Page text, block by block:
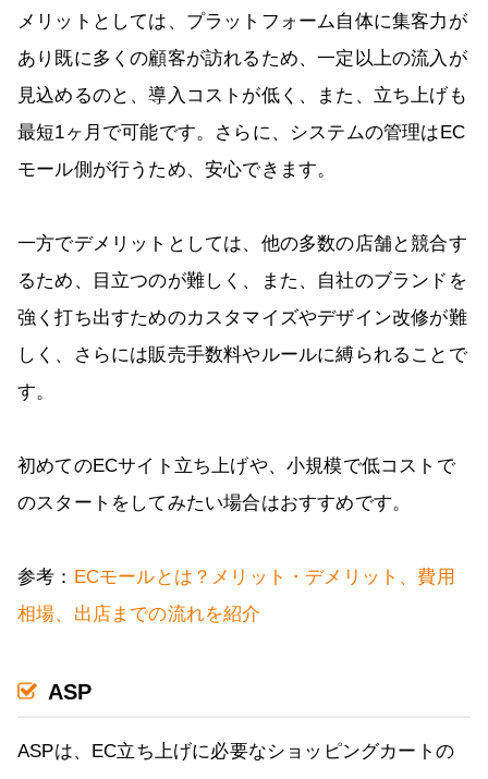
メリットとしては、プラットフォーム自体に集客力が
あり既に多くの顧客が訪れるため、一定以上の流入が
見込めるのと、導入コストが低く、また、立ち上げも
最短1ヶ月で可能です。さらに、システムの管理はEC
モール側が行うため、安心できます。
一方でデメリットとしては、他の多数の店舗と競合す
るため、目立つのが難しく、また、自社のブランドを
強く打ち出すためのカスタマイズやデザイン改修が難
しく、さらには販売手数料やルールに縛られることで
す。
初めてのECサイト立ち上げや、小規模で低コストで
のスタートをしてみたい場合はおすすめです。
参考： ECモールとは？メリット・デメリット、費用
相場、出店までの流れを紹介
ASP
ASPは、EC立ち上げに必要なショッピングカートの